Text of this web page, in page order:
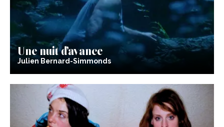
Une nuit d’avance
Julien Bernard-Simmonds